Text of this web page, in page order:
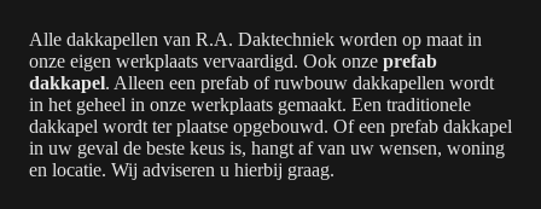
Alle dakkapellen van R.A. Daktechniek worden op maat in
onze eigen werkplaats vervaardigd. Ook onze prefab
dakkapel. Alleen een prefab of ruwbouw dakkapellen wordt
in het geheel in onze werkplaats gemaakt. Een traditionele
dakkapel wordt ter plaatse opgebouwd. Of een prefab dakkapel
in uw geval de beste keus is, hangt af van uw wensen, woning
en locatie. Wij adviseren u hierbij graag.